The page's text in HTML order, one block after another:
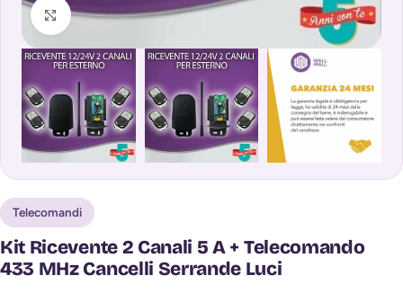
Clicca per ingrandire
Telecomandi
Kit Ricevente 2 Canali 5 A + Telecomando
433 MHz Cancelli Serrande Luci